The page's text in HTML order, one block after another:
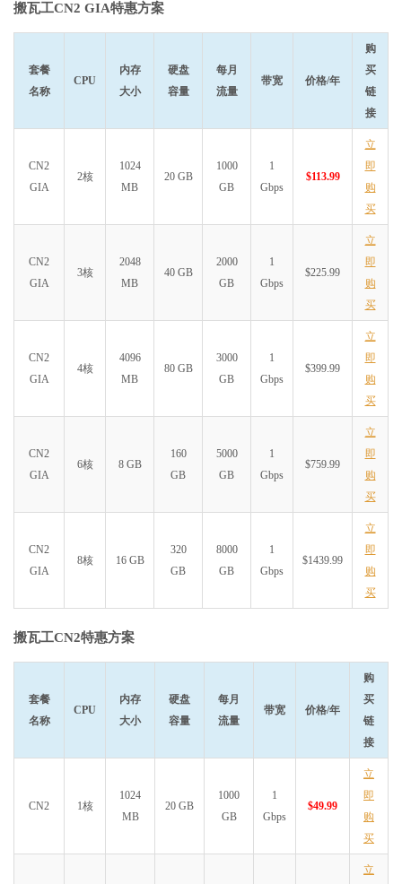
搬瓦工CN2 GIA特惠方案
套餐
名称
CPU
内存
大小
硬盘
容量
每月
流量
带宽 价格/年
购
买
链
接
CN2
GIA
2核
1024
MB
20 GB
1000
GB
1
Gbps
$113.99
立
即
购
买
CN2
GIA
3核
2048
MB
40 GB
2000
GB
1
Gbps
$225.99
立
即
购
买
CN2
GIA
4核
4096
MB
80 GB
3000
GB
1
Gbps
$399.99
立
即
购
买
CN2
GIA
6核 8 GB
160
GB
5000
GB
1
Gbps
$759.99
立
即
购
买
CN2
GIA
8核 16 GB
320
GB
8000
GB
1
Gbps
$1439.99
立
即
购
买
搬瓦工CN2特惠方案
套餐
名称
CPU
内存
大小
硬盘
容量
每月
流量
带宽 价格/年
购
买
链
接
CN2 1核
1024
MB
20 GB
1000
GB
1
Gbps
$49.99
立
即
购
买
立